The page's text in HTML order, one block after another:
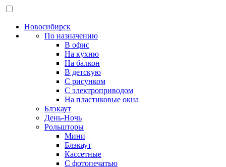
Новосибирск
По назначению
В офис
На кухню
На балкон
В детскую
С рисунком
С электроприводом
На пластиковые окна
Блэкаут
День-Ночь
Рольшторы
Мини
Блэкаут
Кассетные
С фотопечатью